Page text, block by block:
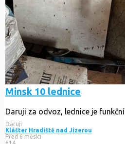
Minsk 10 lednice
Daruji za odvoz, lednice je funkční
Daruji
Klášter Hradiště nad Jizerou
Před 6 měsíci
614